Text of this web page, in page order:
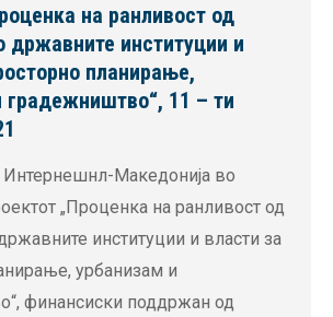
на ранливост од
државните институции и
планирање,
градежништво“, 11 – ти
Интернешнл-Македонија во
„Проценка на ранливост од
институции и власти за
урбанизам и
финансиски поддржан од